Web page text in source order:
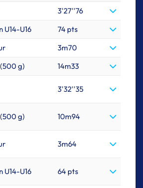
3'27''76
U14-U16
74 pts
3m70
g)
14m33
3'32''35
g) 10m94
3m64
U14-U16 64 pts